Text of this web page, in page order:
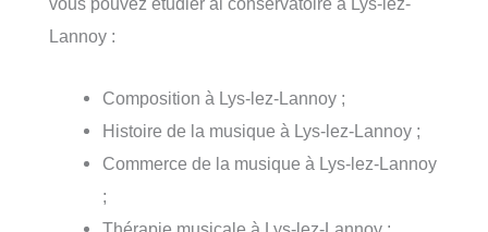
Lannoy :
Composition à Lys-lez-Lannoy ;
Histoire de la musique à Lys-lez-Lannoy ;
Commerce de la musique à Lys-lez-Lannoy
;